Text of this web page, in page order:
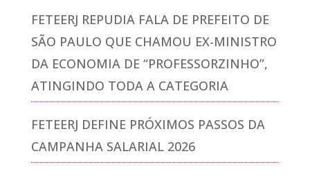
FETEERJ REPUDIA FALA DE PREFEITO DE
SÃO PAULO QUE CHAMOU EX-MINISTRO
DA ECONOMIA DE “PROFESSORZINHO”,
ATINGINDO TODA A CATEGORIA
FETEERJ DEFINE PRÓXIMOS PASSOS DA
CAMPANHA SALARIAL 2026